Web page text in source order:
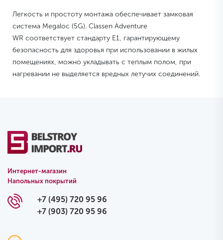
Легкость и простоту монтажа обеспечивает замковая
система Megaloc (5G). Classen Adventure
WR соответствует стандарту Е1, гарантирующему
безопасность для здоровья при использовании в жилых
помещениях, можно укладывать с теплым полом, при
нагревании не выделяется вредных летучих соединений.
Интернет-магазин
Напольных покрытий
+7 (495) 720 95 96
+7 (903) 720 95 96